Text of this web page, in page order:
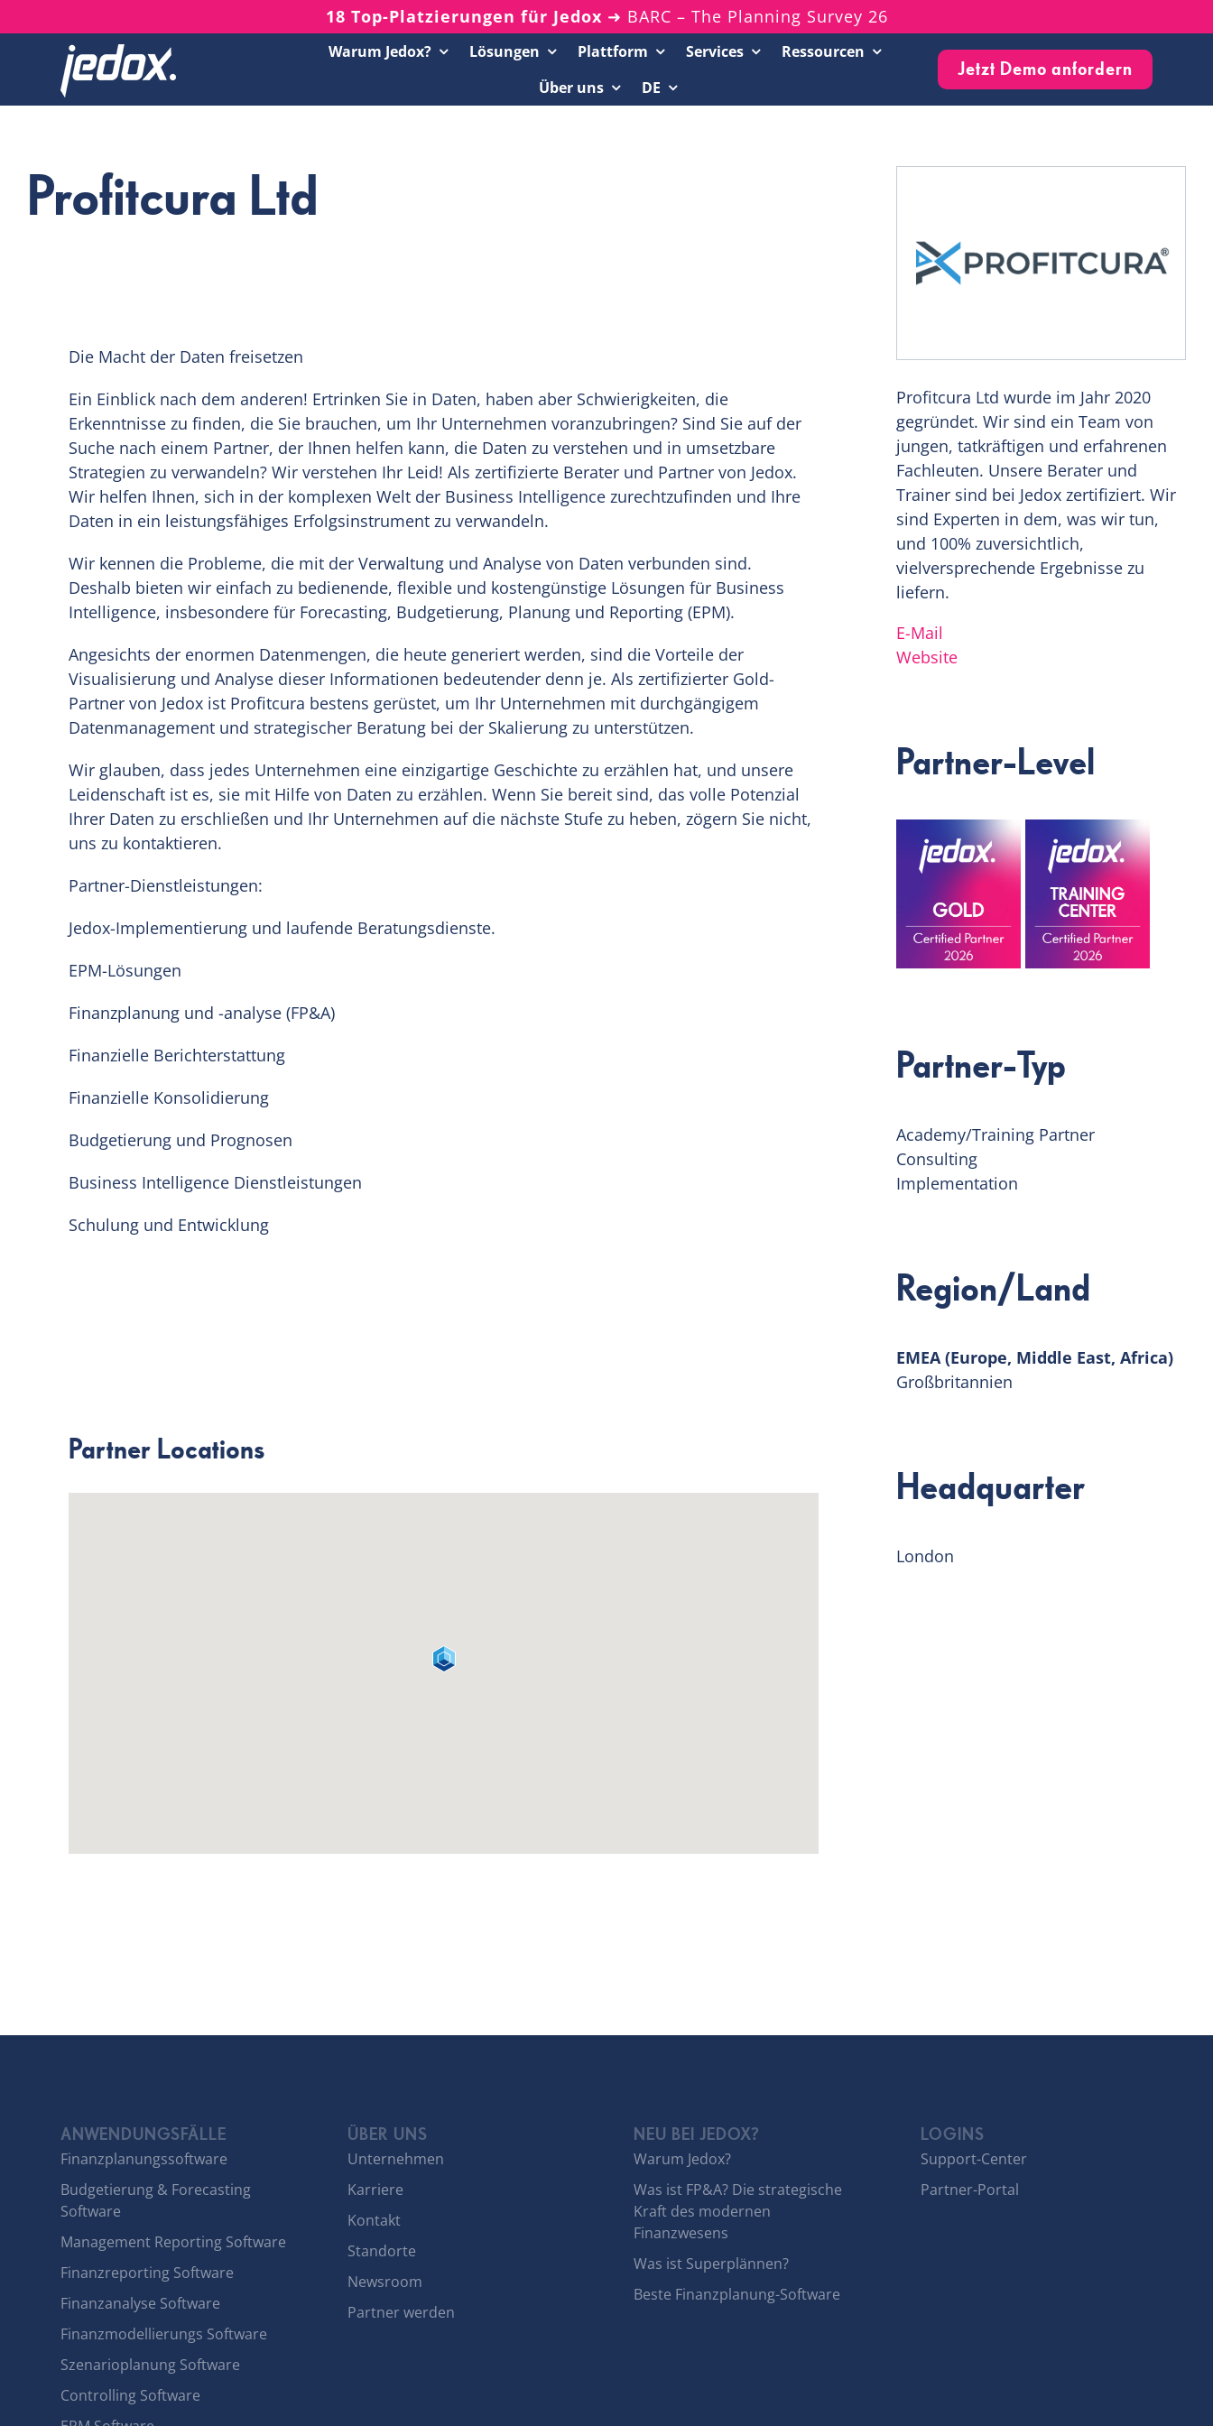
to
18 Top-Platzierungen für Jedox ➜ BARC – The Planning Survey 26
Warum Jedox? Lösungen Plattform Services Ressourcen
Ressourcenportal
Customer Success Stories
Newsletter
Über uns DE
Jetzt Demo anfordern
Profitcura Ltd
Die Macht der Daten freisetzen
Ein Einblick nach dem anderen! Ertrinken Sie in Daten, haben aber Schwierigkeiten, die
Erkenntnisse zu finden, die Sie brauchen, um Ihr Unternehmen voranzubringen? Sind Sie auf der
Suche nach einem Partner, der Ihnen helfen kann, die Daten zu verstehen und in umsetzbare
Strategien zu verwandeln? Wir verstehen Ihr Leid! Als zertifizierte Berater und Partner von Jedox.
Wir helfen Ihnen, sich in der komplexen Welt der Business Intelligence zurechtzufinden und Ihre
Daten in ein leistungsfähiges Erfolgsinstrument zu verwandeln.
Wir kennen die Probleme, die mit der Verwaltung und Analyse von Daten verbunden sind.
Deshalb bieten wir einfach zu bedienende, flexible und kostengünstige Lösungen für Business
Intelligence, insbesondere für Forecasting, Budgetierung, Planung und Reporting (EPM).
Angesichts der enormen Datenmengen, die heute generiert werden, sind die Vorteile der
Visualisierung und Analyse dieser Informationen bedeutender denn je. Als zertifizierter Gold-
Partner von Jedox ist Profitcura bestens gerüstet, um Ihr Unternehmen mit durchgängigem
Datenmanagement und strategischer Beratung bei der Skalierung zu unterstützen.
Wir glauben, dass jedes Unternehmen eine einzigartige Geschichte zu erzählen hat, und unsere
Leidenschaft ist es, sie mit Hilfe von Daten zu erzählen. Wenn Sie bereit sind, das volle Potenzial
Ihrer Daten zu erschließen und Ihr Unternehmen auf die nächste Stufe zu heben, zögern Sie nicht,
uns zu kontaktieren.
Partner-Dienstleistungen:
Jedox-Implementierung und laufende Beratungsdienste.
EPM-Lösungen
Finanzplanung und -analyse (FP&A)
Finanzielle Berichterstattung
Finanzielle Konsolidierung
Budgetierung und Prognosen
Business Intelligence Dienstleistungen
Schulung und Entwicklung
Partner Locations
Profitcura Ltd wurde im Jahr 2020
gegründet. Wir sind ein Team von
jungen, tatkräftigen und erfahrenen
Fachleuten. Unsere Berater und
Trainer sind bei Jedox zertifiziert. Wir
sind Experten in dem, was wir tun,
und 100% zuversichtlich,
vielversprechende Ergebnisse zu
liefern.
E-Mail
Website
Partner-Level
Partner-Typ
Academy/Training Partner
Consulting
Implementation
Region/Land
EMEA (Europe, Middle East, Africa)
Großbritannien
Headquarter
London
ANWENDUNGSFÄLLE
Finanzplanungssoftware
Budgetierung & Forecasting
Software
Management Reporting Software
Finanzreporting Software
Finanzanalyse Software
Finanzmodellierungs Software
Szenarioplanung Software
Controlling Software
ÜBER UNS
Unternehmen
Karriere
Kontakt
Standorte
Newsroom
Partner werden
NEU BEI JEDOX?
Warum Jedox?
Was ist FP&A? Die strategische
Kraft des modernen
Finanzwesens
Was ist Superplännen?
Beste Finanzplanung-Software
LOGINS
Support-Center
Partner-Portal